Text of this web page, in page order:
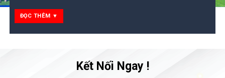
ĐỌC THÊM ▼
Kết Nối Ngay !